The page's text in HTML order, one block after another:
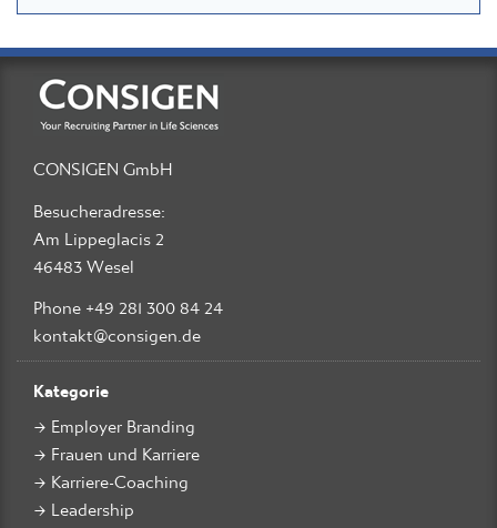
CONSIGEN GmbH
Besucheradresse:
Am Lippeglacis 2
46483 Wesel
Phone +49 281 300 84 24
kontakt@consigen.de
Kategorie
Employer Branding
Frauen und Karriere
Karriere-Coaching
Leadership